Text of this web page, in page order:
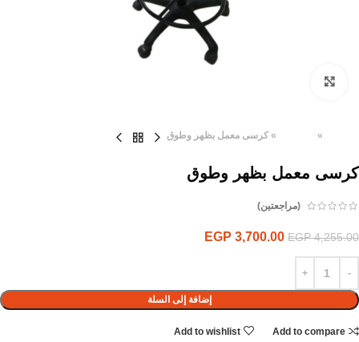
»
» كرسى معمل بظهر وطوق
كرسى معمل بظهر وطوق
(مراجعتين)
EGP4,255.00
EGP 3,700.00
إضافة إلى السلة
Add to compare
Add to wishlist